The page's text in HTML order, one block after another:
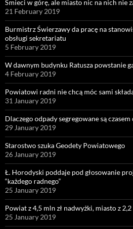
Śmieci w górę, ale miasto nic na nich nie
21 February 2019
Burmistrz Świerzawy da pracę na
obsługi sekretariatu
5 February 2019
W dawnym budynku Ratusza powstanie
4 February 2019
Powiatowi radni nie chcą móc sami
31 January 2019
Dlaczego odpady segregowane są
29 January 2019
Starostwo szuka Geodety Powiatowego
26 January 2019
Ł. Horodyski poddaje pod głosowanie
“każdego radnego”
25 January 2019
Powiat z 4,5 mln zł nadwyżki, miasto z
25 January 2019